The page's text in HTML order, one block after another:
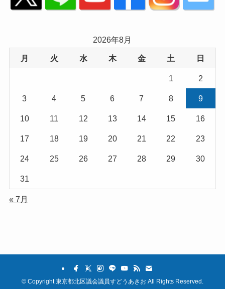
2026年8月
月 火 水 木 金 土 日
1 2
3 4 5 6 7 8 9
10 11 12 13 14 15 16
17 18 19 20 21 22 23
24 25 26 27 28 29 30
31
« 7月
© Copyright 東京都北区議会議員すどうあきお All Rights Reserved.